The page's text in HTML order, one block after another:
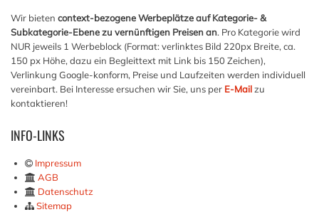
Wir bieten context-bezogene Werbeplätze auf Kategorie- &
Subkategorie-Ebene zu vernünftigen Preisen an. Pro Kategorie wird
NUR jeweils 1 Werbeblock (Format: verlinktes Bild 220px Breite, ca.
150 px Höhe, dazu ein Begleittext mit Link bis 150 Zeichen),
Verlinkung Google-konform, Preise und Laufzeiten werden individuell
vereinbart. Bei Interesse ersuchen wir Sie, uns per E-Mailzu
kontaktieren!
INFO-LINKS
Impressum
AGB
Datenschutz
Sitemap